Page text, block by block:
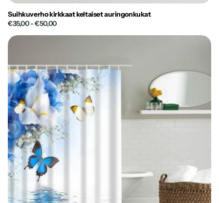
Suihkuverho kirkkaat keltaiset auringonkukat
€35,00- €50,00